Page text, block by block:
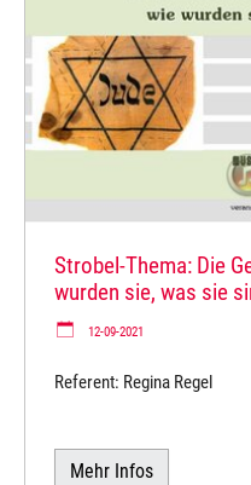
Strobel-Thema: Die
wurden sie, was sie
12-09-2021
Referent: Regina Regel
Mehr Infos